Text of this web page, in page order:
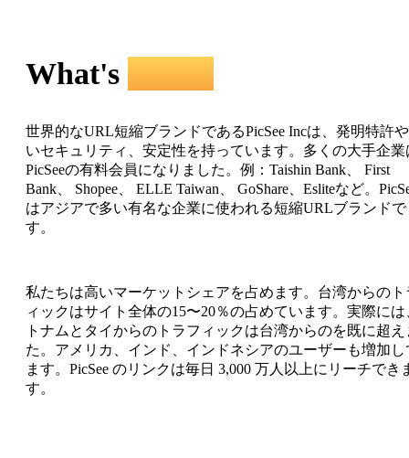
What's PicSee
世界的なURL短縮ブランドであるPicSee Incは、発明特許
いセキュリティ、安定性を持っています。多くの大手企業
PicSeeの有料会員になりました。例：Taishin Bank、 First
Bank、 Shopee、 ELLE Taiwan、 GoShare、Esliteなど。
はアジアで多い有名な企業に使われる短縮URLブランドで
す。
私たちは高いマーケットシェアを占めます。台湾からのト
ィックはサイト全体の15〜20％の占めています。実際には
トナムとタイからのトラフィックは台湾からのを既に超え
た。アメリカ、インド、インドネシアのユーザーも増加し
ます。PicSee のリンクは毎日 3,000 万人以上にリーチでき
す。